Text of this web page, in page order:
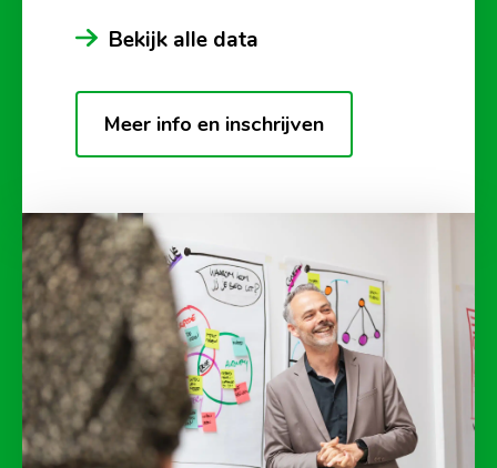
Bekijk alle data
Meer info en inschrijven